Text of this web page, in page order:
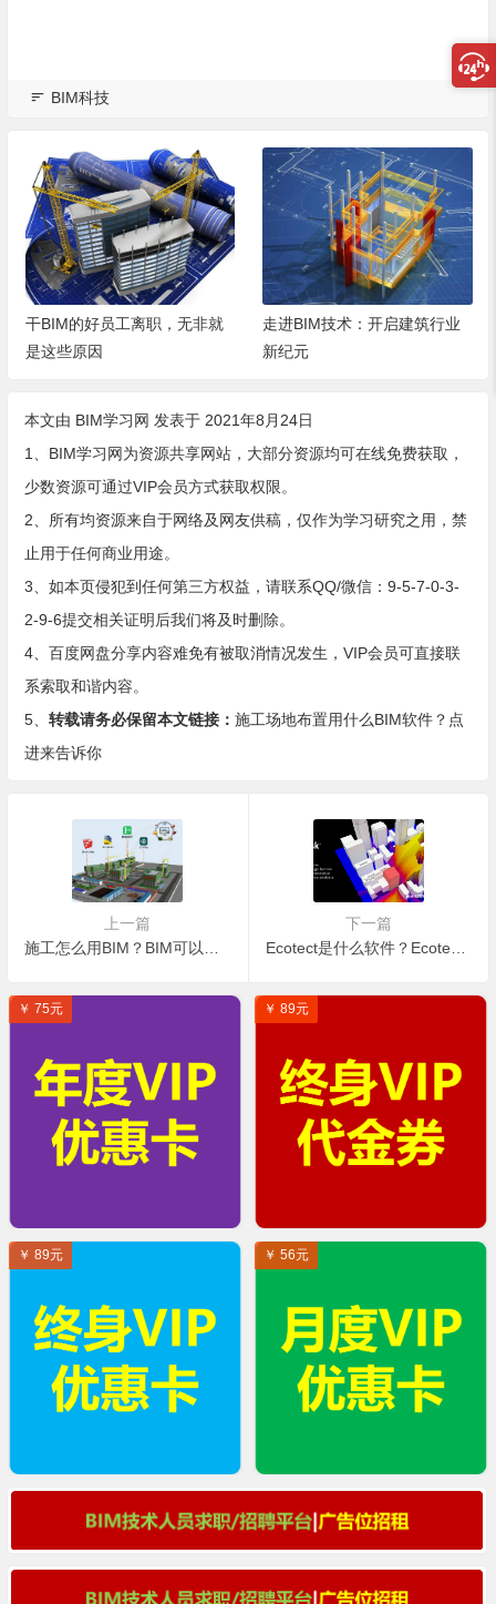
BIM科技
干BIM的好员工离职，无非就
是这些原因
走进BIM技术：开启建筑行业
新纪元
本文由 BIM学习网 发表于 2021年8月24日
1、BIM学习网为资源共享网站，大部分资源均可在线免费获取，
少数资源可通过VIP会员方式获取权限。
2、所有均资源来自于网络及网友供稿，仅作为学习研究之用，禁
止用于任何商业用途。
3、如本页侵犯到任何第三方权益，请联系QQ/微信：9-5-7-0-3-
2-9-6提交相关证明后我们将及时删除。
4、百度网盘分享内容难免有被取消情况发生，VIP会员可直接联
系索取和谐内容。
5、 转载请务必保留本文链接： 施工场地布置用什么BIM软件？点
进来告诉你
上一篇
下一篇
￥ 75元 ￥ 89元
￥ 89元 ￥ 56元